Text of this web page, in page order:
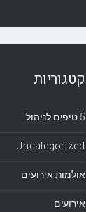
קטגוריות
5 טיפים לניהול
Uncategorized
אולמות אירועים
אירועים